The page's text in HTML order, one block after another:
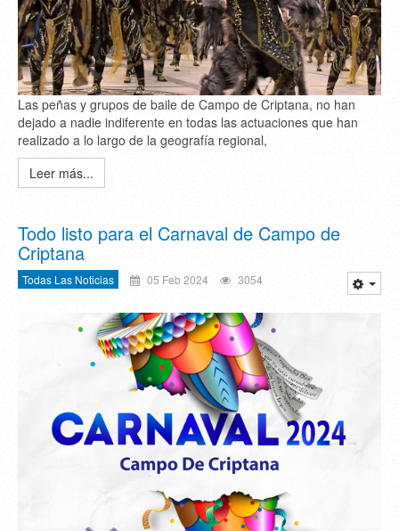
Las peñas y grupos de baile de Campo de Criptana, no han
dejado a nadie indiferente en todas las actuaciones que han
realizado a lo largo de la geografía regional,
Leer más...
Todo listo para el Carnaval de Campo de
Criptana
Todas Las Noticias 05 Feb 2024 3054